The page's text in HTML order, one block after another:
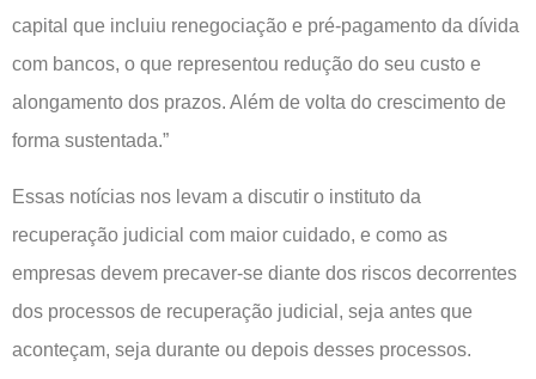
capital que incluiu renegociação e pré-pagamento da dívida
com bancos, o que representou redução do seu custo e
alongamento dos prazos. Além de volta do crescimento de
forma sustentada.”
Essas notícias nos levam a discutir o instituto da
recuperação judicial com maior cuidado, e como as
empresas devem precaver-se diante dos riscos decorrentes
dos processos de recuperação judicial, seja antes que
aconteçam, seja durante ou depois desses processos.